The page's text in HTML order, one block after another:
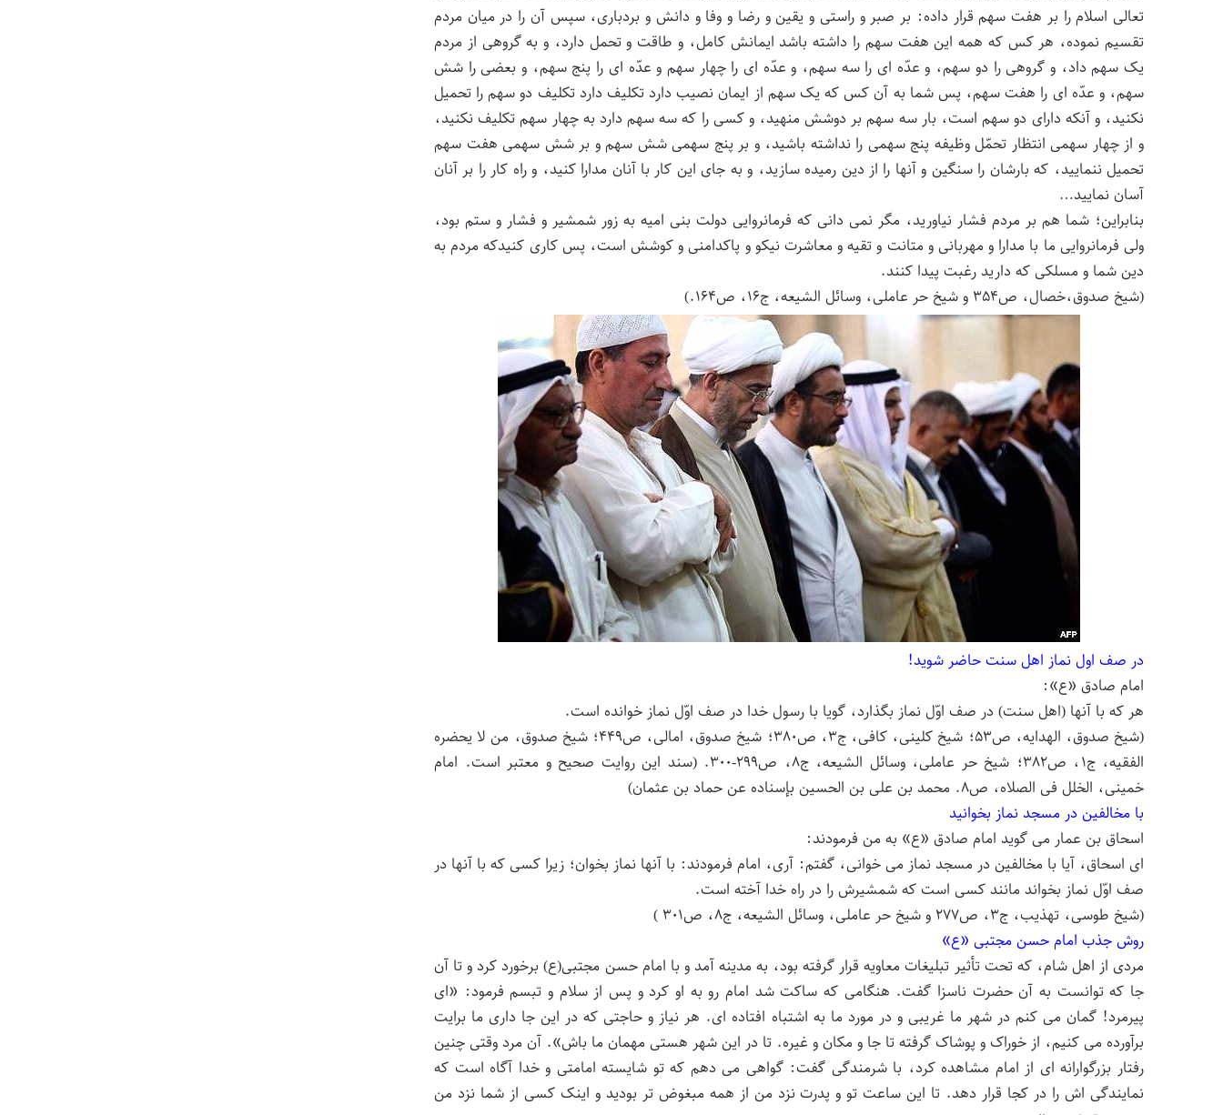
تعالى اسلام را بر هفت سهم قرار داده: بر صبر و راستى و یقین و رضا و وفا و دانش و بردبارى، سپس آن را در میان مردم
تقسیم نموده، هر کس که همه این هفت سهم را داشته باشد ایمانش کامل، و طاقت و تحمل دارد، و به گروهى از مردم
یک سهم داد، و گروهى را دو سهم، و عدّه اى را سه سهم، و عدّه اى را چهار سهم و عدّه اى را پنج سهم، و بعضى را شش
سهم، و عدّه اى را هفت سهم، پس شما به آن کس که یک سهم از ایمان نصیب دارد تکلیف دارد تکلیف دو سهم را تحمیل
نکنید، و آنکه داراى دو سهم است، بار سه سهم بر دوشش منهید، و کسى را که سه سهم دارد به چهار سهم تکلیف نکنید،
و از چهار سهمى انتظار تحمّل وظیفه پنج سهمى را نداشته باشید، و بر پنج سهمى شش سهم و بر شش سهمى هفت سهم
تحمیل ننمایید، که بارشان را سنگین و آنها را از دین رمیده سازید، و به جاى این کار با آنان مدارا کنید، و راه کار را بر آنان
آسان نمایید…
بنابراین؛ شما هم بر مردم فشار نیاورید، مگر نمى دانى که فرمانروایى دولت بنى امیه به زور شمشیر و فشار و ستم بود،
ولى فرمانروایى ما با مدارا و مهربانى و متانت و تقیه و معاشرت نیکو و پاکدامنى و کوشش است، پس کارى کنیدکه مردم به
دین شما و مسلکى که دارید رغبت پیدا کنند.
(شیخ صدوق،خصال، ص۳۵۴ و شیخ حر عاملی، وسائل الشیعه، ج۱۶، ص۱۶۴.)
در صف اول نماز اهل سنت حاضر شوید!
امام صادق «ع»:
هر که با آنها (اهل سنت) در صف اوّل نماز بگذارد، گویا با رسول خدا در صف اوّل نماز خوانده است.
(شیخ صدوق، الهدایه، ص۵۳؛ شیخ کلینی، کافی، ج۳، ص۳۸۰؛ شیخ صدوق، امالی، ص۴۴۹؛ شیخ صدوق، من لا یحضره
الفقیه، ج۱، ص۳۸۲؛ شیخ حر عاملی، وسائل الشیعه، ج۸، ص۲۹۹-۳۰۰. (سند این روایت صحیح و معتبر است. امام
خمینی، الخلل فی الصلاه، ص۸. محمد بن علی بن الحسین بإسناده عن حماد بن عثمان‏)
با مخالفین در مسجد نماز بخوانید
اسحاق بن عمار می گوید امام صادق «ع» به من فرمودند:
ای اسحاق، آیا با مخالفین در مسجد نماز می خوانی، گفتم: آری، امام فرمودند: با آنها نماز بخوان؛ زیرا کسی که با آنها در
صف اوّل نماز بخواند مانند کسی است که شمشیرش را در راه خدا آخته است.
(شیخ طوسی، تهذیب، ج۳، ص۲۷۷ و شیخ حر عاملی، وسائل الشیعه، ج۸، ص۳۰۱ )
روش جذب امام حسن مجتبی «ع»
مردى از اهل شام، که تحت تأثیر تبلیغات معاویه قرار گرفته بود، به مدینه آمد و با امام حسن مجتبى(ع) برخورد کرد و تا آن
جا که توانست به آن حضرت ناسزا گفت. هنگامى که ساکت شد امام رو به او کرد و پس از سلام و تبسم فرمود: «اى
پیرمرد! گمان مى کنم در شهر ما غریبى و در مورد ما به اشتباه افتاده اى. هر نیاز و حاجتى که در این جا دارى ما برایت
برآورده مى کنیم، از خوراک و پوشاک گرفته تا جا و مکان و غیره. تا در این شهر هستى مهمان ما باش». آن مرد وقتى چنین
رفتار بزرگوارانه اى از امام مشاهده کرد، با شرمندگى گفت: گواهى مى دهم که تو شایسته امامتى و خدا آگاه است که
نمایندگى اش را در کجا قرار دهد. تا این ساعت تو و پدرت نزد من از همه مبغوض تر بودید و اینک کسى از شما نزد من